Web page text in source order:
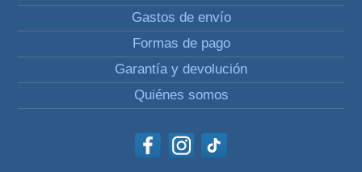
Gastos de envío
Formas de pago
Garantía y devolución
Quiénes somos